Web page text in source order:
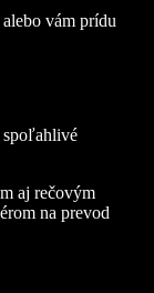
vám prídu
spoľahlivé
aj rečovým
na prevod